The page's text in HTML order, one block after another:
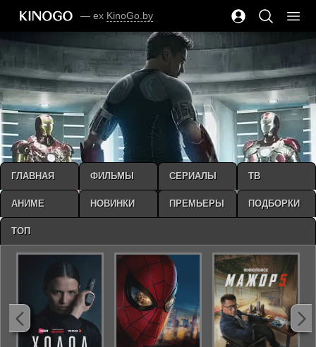
— ex KinoGo.by
ГЛАВНАЯ ФИЛЬМЫ СЕРИАЛЫ ТВ
АНИМЕ НОВИНКИ ПРЕМЬЕРЫ ПОДБОРКИ
ТОП